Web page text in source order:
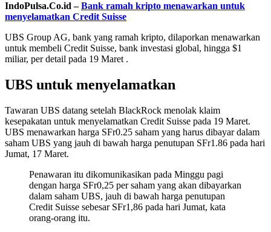
IndoPulsa.Co.id –Bank ramah kripto menawarkan untuk
menyelamatkan Credit Suisse
UBS Group AG, bank yang ramah kripto, dilaporkan menawarkan
untuk membeli Credit Suisse, bank investasi global, hingga $1
miliar, per detail pada 19 Maret .
UBS untuk menyelamatkan
Tawaran UBS datang setelah BlackRock menolak klaim
kesepakatan untuk menyelamatkan Credit Suisse pada 19 Maret.
UBS menawarkan harga SFr0.25 saham yang harus dibayar dalam
saham UBS yang jauh di bawah harga penutupan SFr1.86 pada hari
Jumat, 17 Maret.
Penawaran itu dikomunikasikan pada Minggu pagi
dengan harga SFr0,25 per saham yang akan dibayarkan
dalam saham UBS, jauh di bawah harga penutupan
Credit Suisse sebesar SFr1,86 pada hari Jumat, kata
orang-orang itu.